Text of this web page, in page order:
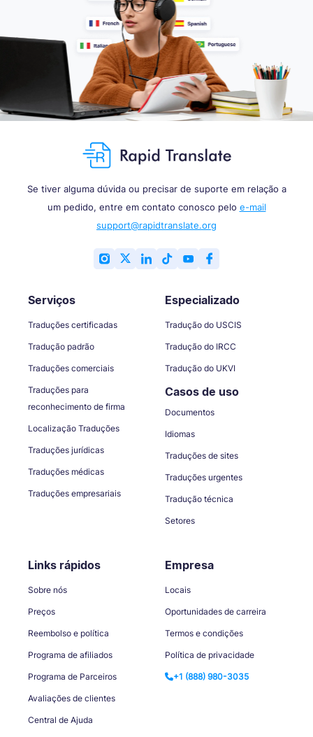
Se tiver alguma dúvida ou precisar de suporte em relação a
um pedido, entre em contato conosco pelo e-mail
support@rapidtranslate.org
Serviços
Traduções certificadas
Tradução padrão
Traduções comerciais
Traduções para
reconhecimento de firma
Localização Traduções
Traduções jurídicas
Traduções médicas
Traduções empresariais
Especializado
Tradução do USCIS
Tradução do IRCC
Tradução do UKVI
Casos de uso
Documentos
Idiomas
Traduções de sites
Traduções urgentes
Tradução técnica
Setores
Links rápidos
Sobre nós
Preços
Reembolso e política
Programa de afiliados
Programa de Parceiros
Avaliações de clientes
Central de Ajuda
Empresa
Locais
Oportunidades de carreira
Termos e condições
Política de privacidade
+1 (888) 980-3035